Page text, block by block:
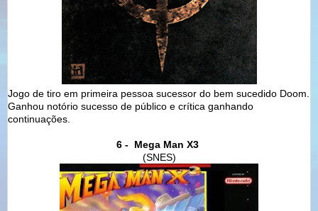
Jogo de tiro em primeira pessoa sucessor do bem sucedido Doom.
Ganhou notório sucesso de público e crítica ganhando
continuações.
6 - Mega Man X3
(SNES)